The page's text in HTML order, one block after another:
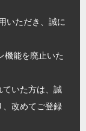
いただき、誠に
機能を廃止いた
ていた方は、誠
、改めてご登録